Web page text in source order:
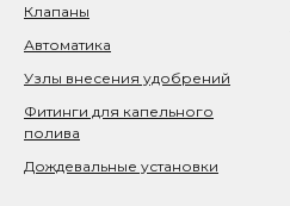
Клапаны
Автоматика
Узлы внесения удобрений
Фитинги для капельного
полива
Дождевальные установки